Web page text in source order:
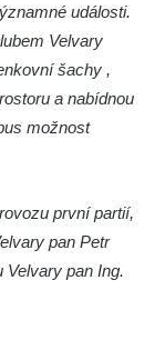
události.
Velvary
šachy ,
a nabídnou
možnost
první partií,
pan Petr
pan Ing.